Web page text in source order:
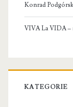
Konrad
VIVA La VIDA –
KATEGORIE